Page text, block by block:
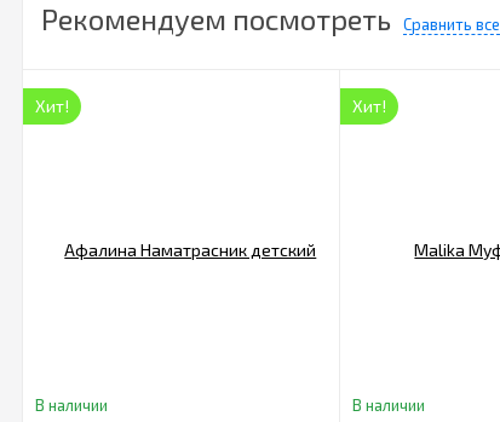
Рекомендуем посмотреть Сравнить все
Хит!
В наличии
Хит!
В наличии